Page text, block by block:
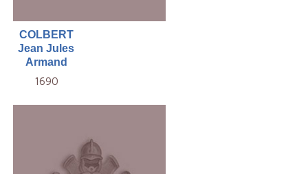
COLBERT
Jean Jules
Armand
1690